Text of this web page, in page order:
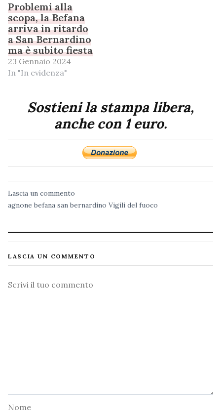
Problemi alla
scopa, la Befana
arriva in ritardo
a San Bernardino
ma è subito fiesta
23 Gennaio 2024
In "In evidenza"
Sostieni la stampa libera,
anche con 1 euro.
Lascia un commento
agnone befana san bernardino Vigili del fuoco
LASCIA UN COMMENTO
Commento